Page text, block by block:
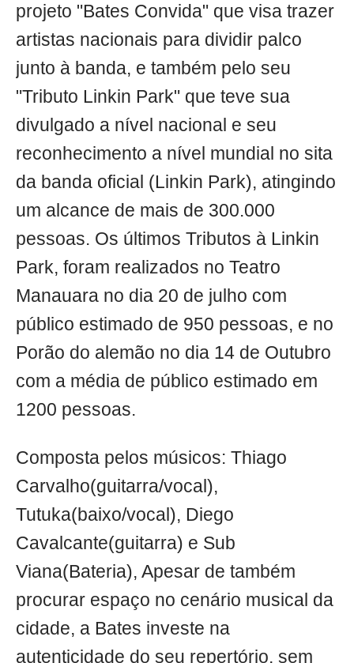
projeto "Bates Convida" que visa trazer
artistas nacionais para dividir palco
junto à banda, e também pelo seu
"Tributo Linkin Park" que teve sua
divulgado a nível nacional e seu
reconhecimento a nível mundial no sita
da banda oficial (Linkin Park), atingindo
um alcance de mais de 300.000
pessoas. Os últimos Tributos à Linkin
Park, foram realizados no Teatro
Manauara no dia 20 de julho com
público estimado de 950 pessoas, e no
Porão do alemão no dia 14 de Outubro
com a média de público estimado em
1200 pessoas.
Composta pelos músicos: Thiago
Carvalho(guitarra/vocal),
Tutuka(baixo/vocal), Diego
Cavalcante(guitarra) e Sub
Viana(Bateria), Apesar de também
procurar espaço no cenário musical da
cidade, a Bates investe na
autenticidade do seu repertório, sem